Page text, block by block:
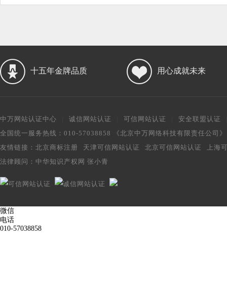
十五年金牌品质 用心成就未来
中万网站认证中心 诚信网站认证 可信网站认证 安全联盟认证
全国统一服务热线：010-57038858 《北京中万网络科技有限责任公司
友情链接： 北京商标注册 天津可信网站认证 北京可信网站认证
上海
法律顾问： 中华知识产权网 张小青
微信
电话
010-57038858